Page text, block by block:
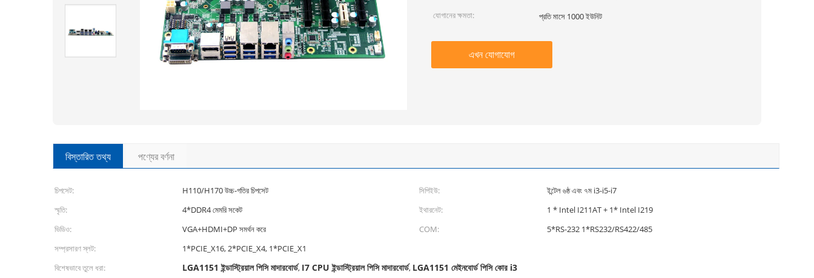
যোগানের ক্ষমতা:
প্রতি মাসে 1000 ইউনিট
এখন যোগাযোগ
বিস্তারিত তথ্য পণ্যের বর্ণনা
চিপসেট: H110/H170 উচ্চ-গতির চিপসেট সিপিইউ:
ইন্টেল ৬ষ্ঠ এবং ৭ম i3-i5-i7
স্মৃতি:
4*DDR4 মেমরি সকেট ইথারনেট:
1 * Intel I211AT + 1* Intel I219
ভিডিও:
VGA+HDMI+DP সমর্থন করে COM:
5*RS-232 1*RS232/RS422/485
সম্প্রসারণ স্লট:
1*PCIE_X16, 2*PCIE_X4, 1*PCIE_X1
বিশেষভাবে তুলে ধরা:
LGA1151 ইন্ডাস্ট্রিয়াল পিসি মাদারবোর্ড, I7 CPU ইন্ডাস্ট্রিয়াল পিসি মাদারবোর্ড, LGA1151 মেইনবোর্ড পিসি কোর i3